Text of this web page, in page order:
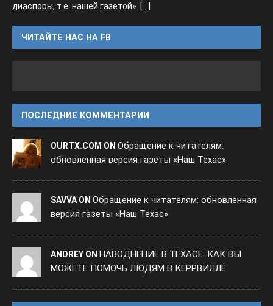
диаспоры, т.е. нашей газетой». [...]
ЧИТАЙТЕ НАС НА FB
ПОСЛЕДНИЕ КОММЕНТАРИИ
OURTX.COM ON Обращение к читателям:
обновленная версия газеты «Наш Техас»
SAVVA ON Обращение к читателям: обновленная
версия газеты «Наш Техас»
ANDREY ON НАВОДНЕНИЕ В ТЕХАСЕ: КАК ВЫ
МОЖЕТЕ ПОМОЧЬ ЛЮДЯМ В КЕРРВИЛЛЕ